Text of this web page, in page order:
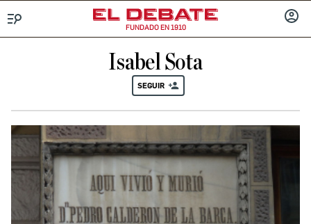
FUNDADO EN 1910
Isabel Sota
SEGUIR